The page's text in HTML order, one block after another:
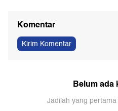
Komentar
Kirim Komentar
Belum ada
Jadilah yang